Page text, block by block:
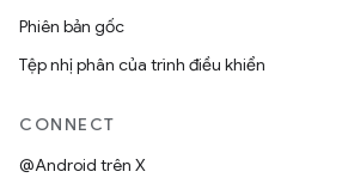
Phiên bản gốc
Tệp nhị phân của trình điều khiển
CONNECT
@Android trên X